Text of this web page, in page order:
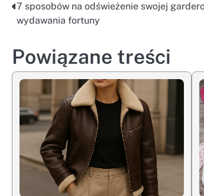
Nawigacja
wpisu
7 sposobów na odświeżenie swojej
wydawania fortuny
Powiązane treści